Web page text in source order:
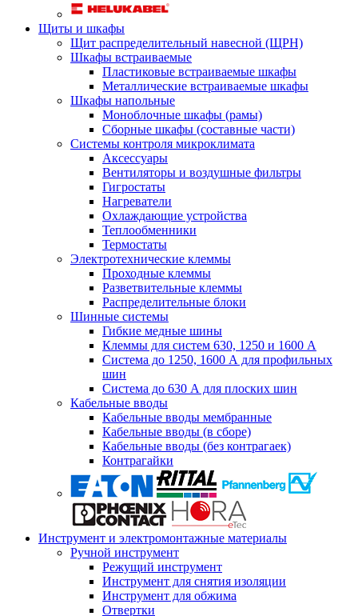
Щиты и шкафы
Щит распределительный навесной (ЩРН)
Шкафы встраиваемые
Пластиковые встраиваемые шкафы
Металлические встраиваемые шкафы
Шкафы напольные
Моноблочные шкафы (рамы)
Сборные шкафы (составные части)
Системы контроля микроклимата
Аксессуары
Вентиляторы и воздушные фильтры
Гигростаты
Нагреватели
Охлаждающие устройства
Теплообменники
Термостаты
Электротехнические клеммы
Проходные клеммы
Разветвительные клеммы
Распределительные блоки
Шинные системы
Гибкие медные шины
Клеммы для систем 630, 1250 и 1600 А
Система до 1250, 1600 А для профильных
шин
Система до 630 А для плоских шин
Кабельные вводы
Кабельные вводы мембранные
Кабельные вводы (в сборе)
Кабельные вводы (без контрагаек)
Контрагайки
Инструмент и электромонтажные материалы
Ручной инструмент
Режущий инструмент
Инструмент для снятия изоляции
Инструмент для обжима
Отвертки